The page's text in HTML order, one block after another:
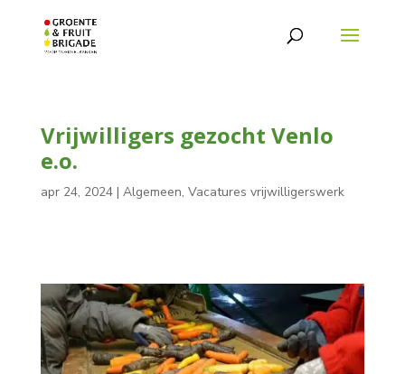
Vrijwilligers gezocht Venlo
e.o.
apr 24, 2024| Algemeen, Vacatures vrijwilligerswerk